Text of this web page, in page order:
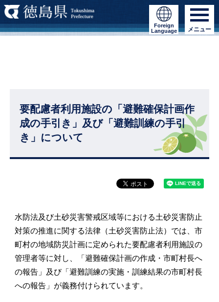
Foreign
Language
メニュー
要配慮者利用施設の「避難確保計画作
成の手引き」及び「避難訓練の手引
き」について
水防法及び土砂災害警戒区域等における土砂災害防止
対策の推進に関する法律（土砂災害防止法）では、市
町村の地域防災計画に定められた要配慮者利用施設の
管理者等に対し、「避難確保計画の作成・市町村長へ
の報告」及び「避難訓練の実施・訓練結果の市町村長
への報告」が義務付けられています。